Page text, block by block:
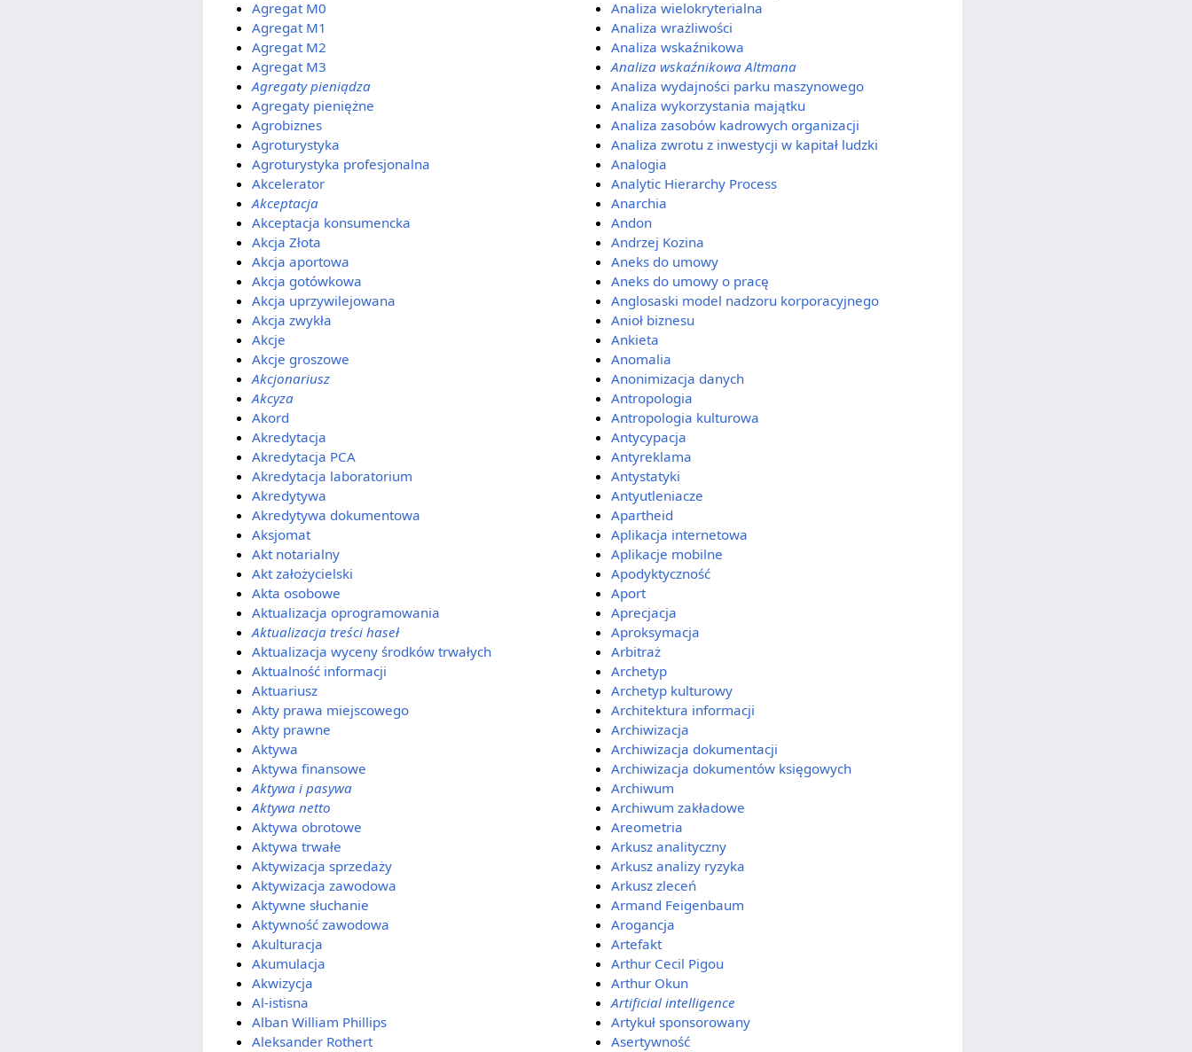
Agregat M0
Agregat M1
Agregat M2
Agregat M3
Agregaty pieniądza
Agregaty pieniężne
Agrobiznes
Agroturystyka
Agroturystyka profesjonalna
Akcelerator
Akceptacja
Akceptacja konsumencka
Akcja Złota
Akcja aportowa
Akcja gotówkowa
Akcja uprzywilejowana
Akcja zwykła
Akcje
Akcje groszowe
Akcjonariusz
Akcyza
Akord
Akredytacja
Akredytacja PCA
Akredytacja laboratorium
Akredytywa
Akredytywa dokumentowa
Aksjomat
Akt notarialny
Akt założycielski
Akta osobowe
Aktualizacja oprogramowania
Aktualizacja treści haseł
Aktualizacja wyceny środków trwałych
Aktualność informacji
Aktuariusz
Akty prawa miejscowego
Akty prawne
Aktywa
Aktywa finansowe
Aktywa i pasywa
Aktywa netto
Aktywa obrotowe
Aktywa trwałe
Aktywizacja sprzedaży
Aktywizacja zawodowa
Aktywne słuchanie
Aktywność zawodowa
Akulturacja
Akumulacja
Akwizycja
Al-istisna
Alban William Phillips
Aleksander Rothert
Analiza wielokryterialna
Analiza wrażliwości
Analiza wskaźnikowa
Analiza wskaźnikowa Altmana
Analiza wydajności parku maszynowego
Analiza wykorzystania majątku
Analiza zasobów kadrowych organizacji
Analiza zwrotu z inwestycji w kapitał ludzki
Analogia
Analytic Hierarchy Process
Anarchia
Andon
Andrzej Kozina
Aneks do umowy
Aneks do umowy o pracę
Anglosaski model nadzoru korporacyjnego
Anioł biznesu
Ankieta
Anomalia
Anonimizacja danych
Antropologia
Antropologia kulturowa
Antycypacja
Antyreklama
Antystatyki
Antyutleniacze
Apartheid
Aplikacja internetowa
Aplikacje mobilne
Apodyktyczność
Aport
Aprecjacja
Aproksymacja
Arbitraż
Archetyp
Archetyp kulturowy
Architektura informacji
Archiwizacja
Archiwizacja dokumentacji
Archiwizacja dokumentów księgowych
Archiwum
Archiwum zakładowe
Areometria
Arkusz analityczny
Arkusz analizy ryzyka
Arkusz zleceń
Armand Feigenbaum
Arogancja
Artefakt
Arthur Cecil Pigou
Arthur Okun
Artificial intelligence
Artykuł sponsorowany
Asertywność